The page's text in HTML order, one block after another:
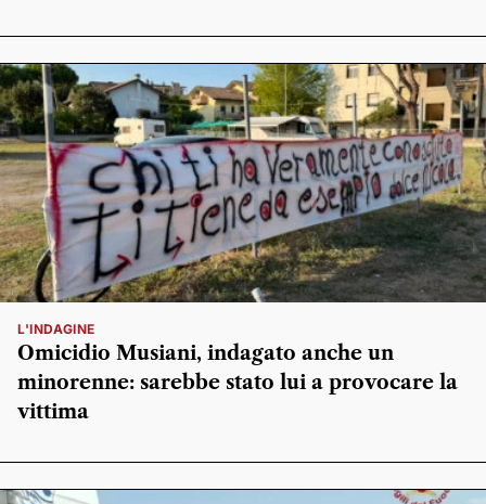
L'INDAGINE
Omicidio Musiani, indagato anche un
minorenne: sarebbe stato lui a provocare la
vittima